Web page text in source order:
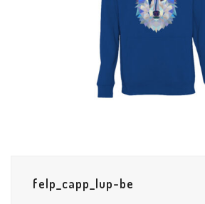
felp_capp_lup-be